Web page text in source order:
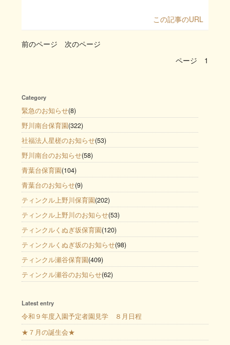
この記事のURL
前のページ
次のページ
ページ
1
Category
緊急のお知らせ(8)
野川南台保育園(322)
社福法人星槎のお知らせ(53)
野川南台のお知らせ(58)
青葉台保育園(104)
青葉台のお知らせ(9)
ティンクル上野川保育園(202)
ティンクル上野川のお知らせ(53)
ティンクルくぬぎ坂保育園(120)
ティンクルくぬぎ坂のお知らせ(98)
ティンクル瀬谷保育園(409)
ティンクル瀬谷のお知らせ(62)
Latest entry
令和９年度入園予定者園見学 ８月日程
★７月の誕生会★